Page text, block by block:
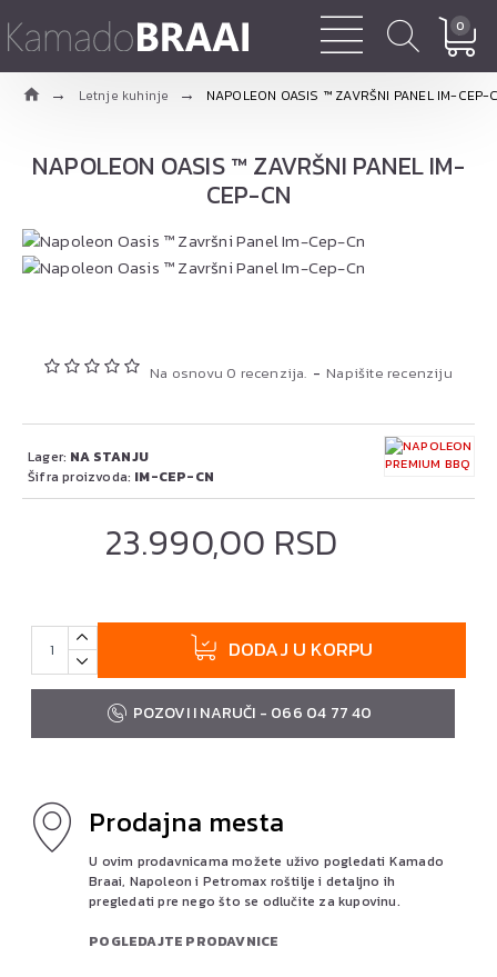
0
Letnje kuhinje NAPOLEON OASIS ™ ZAVRŠNI PANEL IM-CEP-
NAPOLEON OASIS ™ ZAVRŠNI PANEL IM-
CEP-CN
Na osnovu 0 recenzija. - Napišite recenziju
23.990,00 RSD
Lager: NA STANJU
Šifra proizvoda: IM-CEP-CN
DODAJ U KORPU
POZOVI I NARUČI - 066 04 77 40
Prodajna mesta
U ovim prodavnicama možete uživo pogledati Kamado
Braai, Napoleon i Petromax roštilje i detaljno ih
pregledati pre nego što se odlučite za kupovinu.
POGLEDAJTE PRODAVNICE